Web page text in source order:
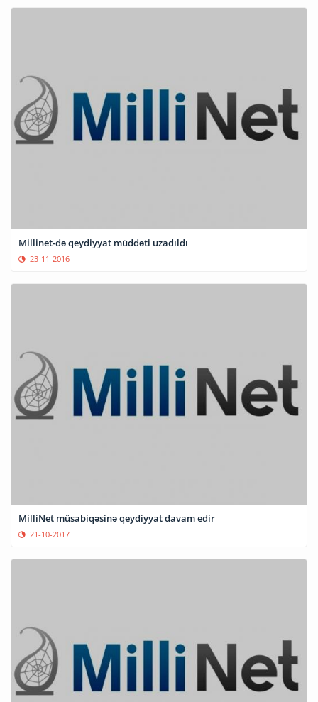
Millinet-də qeydiyyat müddəti uzadıldı
23-11-2016
MilliNet müsabiqəsinə qeydiyyat davam edir
21-10-2017